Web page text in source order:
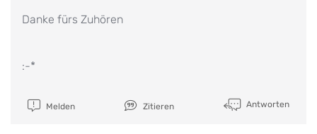
Danke fürs Zuhören
:-*
Melden Zitieren Antworten